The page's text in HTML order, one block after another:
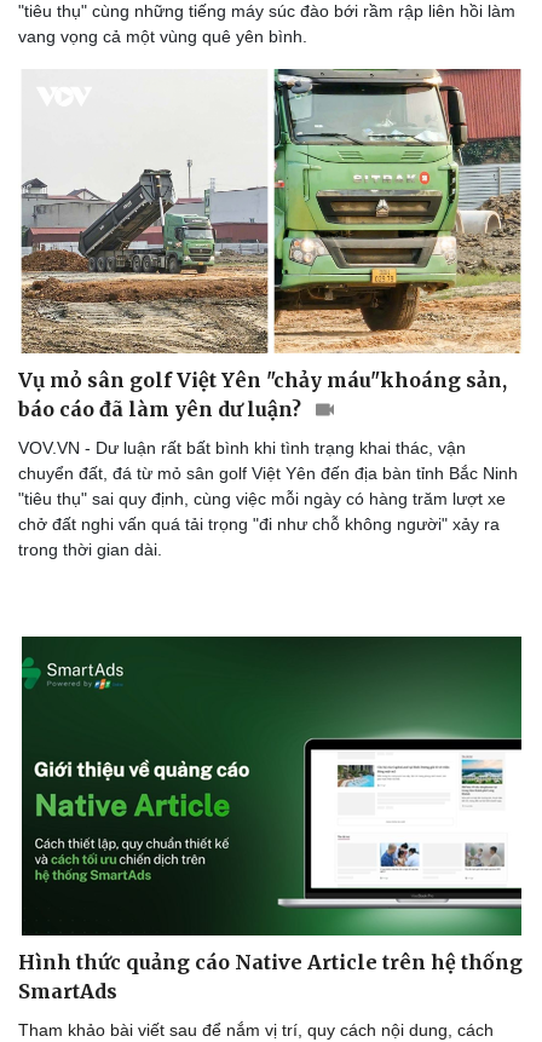
Sức khỏe
Sản phụ khoa
Nhi khoa
Làm đẹp - giảm cân
Phòng mạch online
Blog
Tình yêu - Gia đình
"tiêu thụ" cùng những tiếng máy súc đào bới rầm rập liên hồi làm
vang vọng cả một vùng quê yên bình.
Vụ mỏ sân golf Việt Yên "chảy máu"khoáng sản,
báo cáo đã làm yên dư luận?
VOV.VN - Dư luận rất bất bình khi tình trạng khai thác, vận
chuyển đất, đá từ mỏ sân golf Việt Yên đến địa bàn tỉnh Bắc Ninh
"tiêu thụ" sai quy định, cùng việc mỗi ngày có hàng trăm lượt xe
chở đất nghi vấn quá tải trọng "đi như chỗ không người" xảy ra
trong thời gian dài.
Hình thức quảng cáo Native Article trên hệ thống
SmartAds
Tham khảo bài viết sau để nắm vị trí, quy cách nội dung, cách